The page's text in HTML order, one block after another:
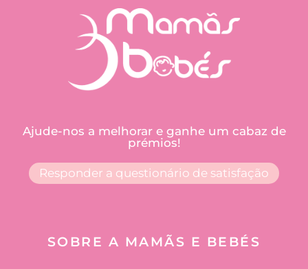
Ajude-nos a melhorar e ganhe um cabaz de
prémios!
Responder a questionário de satisfação
SOBRE A MAMÃS E BEBÉS